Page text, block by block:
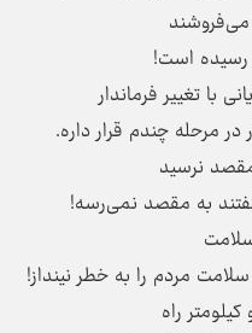
می‌فروشند
رسیده است!
با تغییر فرماندار
مرحله چندم قرار داره.
نرسید
به مقصد نمی‌رسه!
مردم را به خطر نینداز!
راه